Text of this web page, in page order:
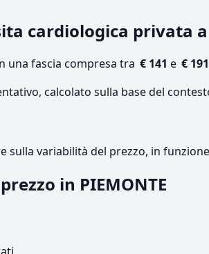
cardiologica privata a
una fascia compresa tra € 141 e € 191
calcolato sulla base del
sulla variabilità del prezzo, in
in PIEMONTE